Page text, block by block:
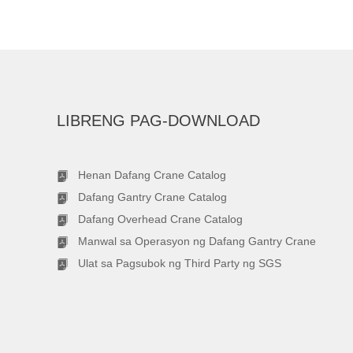
LIBRENG PAG-DOWNLOAD
Henan Dafang Crane Catalog
Dafang Gantry Crane Catalog
Dafang Overhead Crane Catalog
Manwal sa Operasyon ng Dafang Gantry Crane
Ulat sa Pagsubok ng Third Party ng SGS